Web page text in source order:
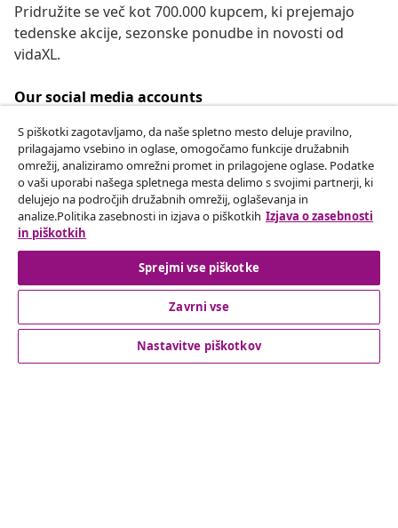
Pridružite se več kot 700.000 kupcem, ki prejemajo
tedenske akcije, sezonske ponudbe in novosti od
vidaXL.
Our social media accounts
Odstop od pogodbe
Oddaj zahtevek za odstop od naročila.
Odstop od pogodbe
Podpora za stranke
S piškotki zagotavljamo, da naše spletno mesto deluje pravilno,
prilagajamo vsebino in oglase, omogočamo funkcije družabnih
omrežij, analiziramo omrežni promet in prilagojene oglase. Podatke
o vaši uporabi našega spletnega mesta delimo s svojimi partnerji, ki
delujejo na področjih družabnih omrežij, oglaševanja in
analize.Politika zasebnosti in izjava o piškotkih Izjava o zasebnosti
in piškotkih
Sprejmi vse piškotke
Zavrni vse
Nastavitve piškotkov